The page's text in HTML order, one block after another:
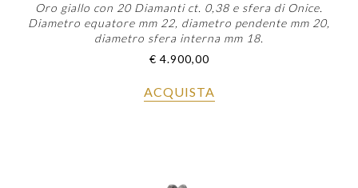
Oro giallo con 20 Diamanti ct. 0,38 e sfera di Onice.
Diametro equatore mm 22, diametro pendente mm 20,
diametro sfera interna mm 18.
€ 4.900,00
ACQUISTA